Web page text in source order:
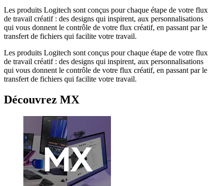
Les produits Logitech sont conçus pour chaque étape de votre flux
de travail créatif : des designs qui inspirent, aux personnalisations
qui vous donnent le contrôle de votre flux créatif, en passant par le
transfert de fichiers qui facilite votre travail.
Les produits Logitech sont conçus pour chaque étape de votre flux
de travail créatif : des designs qui inspirent, aux personnalisations
qui vous donnent le contrôle de votre flux créatif, en passant par le
transfert de fichiers qui facilite votre travail.
Découvrez MX